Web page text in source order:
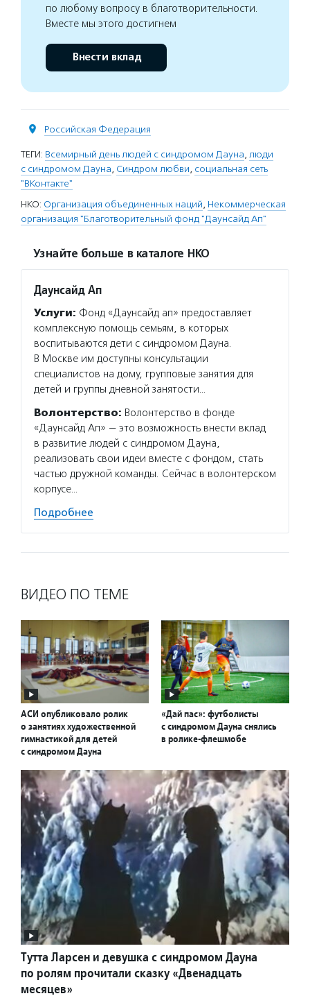
по любому вопросу в благотворительности.
Вместе мы этого достигнем
Внести вклад
Российская Федерация
ТЕГИ: Всемирный день людей с синдромом Дауна, люди
с синдромом Дауна, Синдром любви, социальная сеть
"ВКонтакте"
НКО: Организация объединенных наций, Некоммерческая
организация "Благотворительный фонд "Даунсайд Ап"
Узнайте больше в каталоге НКО
Даунсайд Ап
Услуги: Фонд «Даунсайд ап» предоставляет
комплексную помощь семьям, в которых
воспитываются дети с синдромом Дауна.
В Москве им доступны консультации
специалистов на дому, групповые занятия для
детей и группы дневной занятости…
Волонтерство: Волонтерство в фонде
«Даунсайд Ап» — это возможность внести вклад
в развитие людей с синдромом Дауна,
реализовать свои идеи вместе с фондом, стать
частью дружной команды. Сейчас в волонтерском
корпусе…
Подробнее
ВИДЕО ПО ТЕМЕ
АСИ опубликовало ролик
о занятиях художественной
гимнастикой для детей
с синдромом Дауна
«Дай пас»: футболисты
с синдромом Дауна снялись
в ролике-флешмобе
Тутта Ларсен и девушка с синдромом Дауна
по ролям прочитали сказку «Двенадцать
месяцев»